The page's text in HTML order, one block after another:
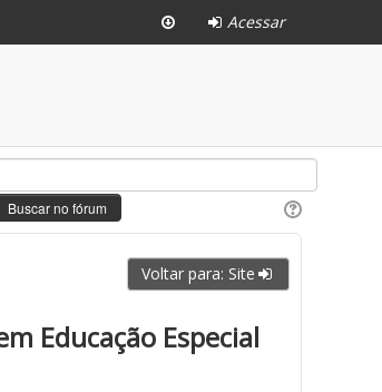
Acessar
Voltar para: Site
Educação Especial